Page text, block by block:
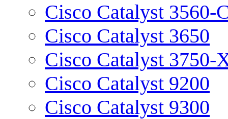
Cisco Catalyst 3560-
Cisco Catalyst 3650
Cisco Catalyst 3750-
Cisco Catalyst 9200
Cisco Catalyst 9300